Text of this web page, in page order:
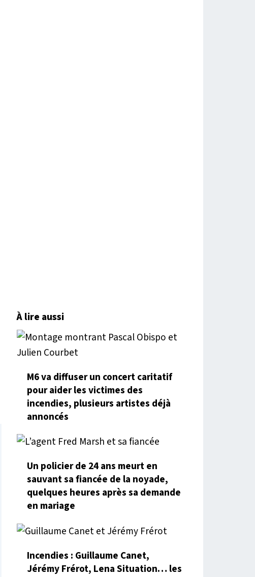
À lire aussi
M6 va diffuser un concert caritatif
pour aider les victimes des
incendies, plusieurs artistes déjà
annoncés
Un policier de 24 ans meurt en
sauvant sa fiancée de la noyade,
quelques heures après sa demande
en mariage
Incendies : Guillaume Canet,
Jérémy Frérot, Lena Situation… les